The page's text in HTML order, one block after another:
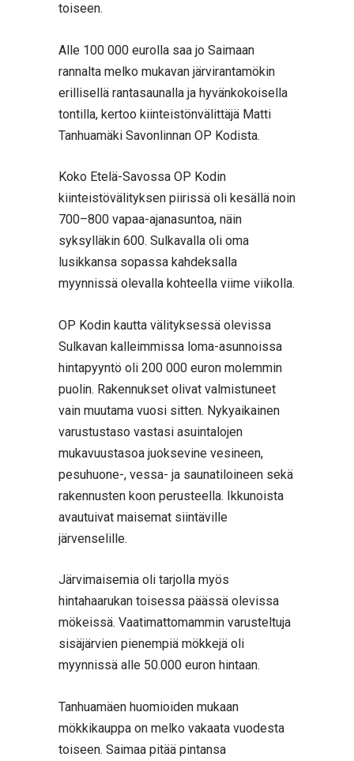
toiseen.
Alle 100 000 eurolla saa jo Saimaan
rannalta melko mukavan järvirantamökin
erillisellä rantasaunalla ja hyvänkokoisella
tontilla, kertoo kiinteistönvälittäjä Matti
Tanhuamäki Savonlinnan OP Kodista.
Koko Etelä-Savossa OP Kodin
kiinteistövälityksen piirissä oli kesällä noin
700–800 vapaa-ajanasuntoa, näin
syksylläkin 600. Sulkavalla oli oma
lusikkansa sopassa kahdeksalla
myynnissä olevalla kohteella viime viikolla.
OP Kodin kautta välityksessä olevissa
Sulkavan kalleimmissa loma-asunnoissa
hintapyyntö oli 200 000 euron molemmin
puolin. Rakennukset olivat valmistuneet
vain muutama vuosi sitten. Nykyaikainen
varustustaso vastasi asuintalojen
mukavuustasoa juoksevine vesineen,
pesuhuone-, vessa- ja saunatiloineen sekä
rakennusten koon perusteella. Ikkunoista
avautuivat maisemat siintäville
järvenselille.
Järvimaisemia oli tarjolla myös
hintahaarukan toisessa päässä olevissa
mökeissä. Vaatimattomammin varusteltuja
sisäjärvien pienempiä mökkejä oli
myynnissä alle 50.000 euron hintaan.
Tanhuamäen huomioiden mukaan
mökkikauppa on melko vakaata vuodesta
toiseen. Saimaa pitää pintansa